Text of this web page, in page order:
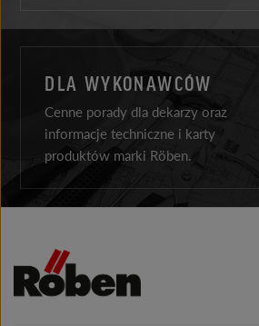
DLA WYKONAWCÓW
Cenne porady dla dekarzy oraz
informacje techniczne i karty
produktów marki Röben.